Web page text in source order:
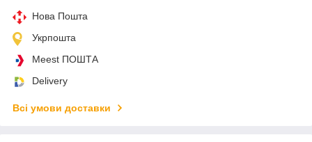
Нова Пошта
Укрпошта
Meest ПОШТА
Delivery
Всі умови доставки